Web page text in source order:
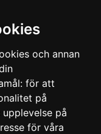
och annan
för att
på
på
för våra